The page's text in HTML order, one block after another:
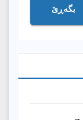
بگەڕێ